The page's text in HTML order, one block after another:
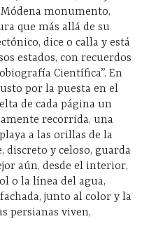
monumento,
que más allá de su
dice o calla y está
estados, con recuerdos
Científica”. En
por la puesta en el
de cada página un
recorrida, una
a las orillas de la
discreto y celoso, guarda
aún, desde el interior,
o la línea del agua,
junto al color y la
persianas viven,